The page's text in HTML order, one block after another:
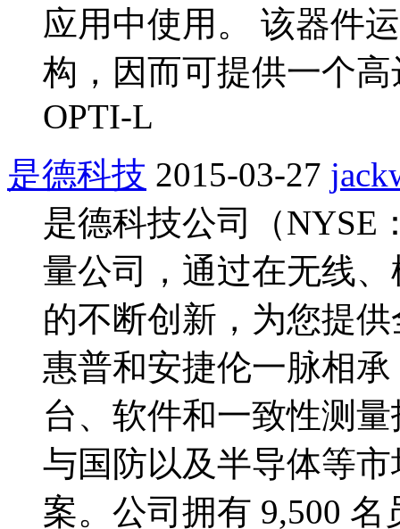
应用中使用。 该器件
构，因而可提供一个
OPTI-L
是德科技 2015-03-27
是德科技公司（NYSE
量公司，通过在无线
的不断创新，为您提
惠普和安捷伦一脉相
台、软件和一致性测
与国防以及半导体等
案。公司拥有 9,500